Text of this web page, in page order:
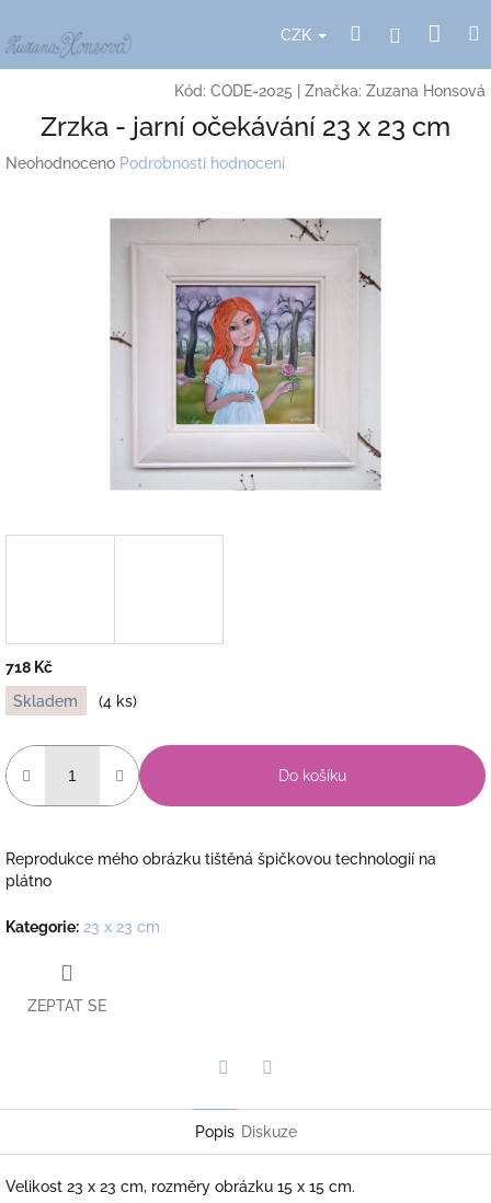
na
obsah
CZK HledatPřihlášení
Kód: CODE-2025 Značka: Zuzana Honsová
Zrzka - jarní očekávání 23 x 23 cm
Průměrné
Neohodnoceno Podrobnosti hodnocení
718 Kč
Měrná
cena:
Skladem (4 ks)
Do košíku
Reprodukce mého obrázku tištěná špičkovou technologií na
plátno
Kategorie: 23 x 23 cm
ZEPTAT SE
Popis Diskuze
Velikost 23 x 23 cm, rozměry obrázku 15 x 15 cm.